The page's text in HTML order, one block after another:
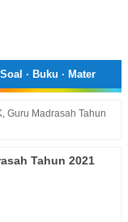
Soal · Buku · Mater
Guru Madrasah Tahun
Tahun 2021